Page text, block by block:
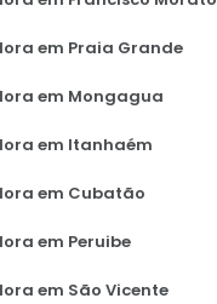
em Praia Grande
em Mongagua
em Itanhaém
em Cubatão
em Peruibe
em São Vicente